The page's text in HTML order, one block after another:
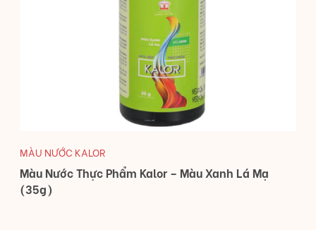
MÀU NƯỚC KALOR
Màu Nước Thực Phẩm Kalor – Màu Xanh Lá Mạ
(35g)